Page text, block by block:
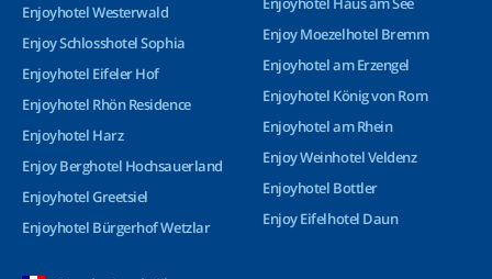
Enjoyhotel Westerwald
Enjoy Schlosshotel Sophia
Enjoyhotel Eifeler Hof
Enjoyhotel Rhön Residence
Enjoyhotel Harz
Enjoy Berghotel Hochsauerland
Enjoyhotel Greetsiel
Enjoyhotel Bürgerhof Wetzlar
Enjoy Moezelhotel Bremm
Enjoyhotel am Erzengel
Enjoyhotel König von Rom
Enjoyhotel am Rhein
Enjoy Weinhotel Veldenz
Enjoyhotel Bottler
Enjoy Eifelhotel Daun